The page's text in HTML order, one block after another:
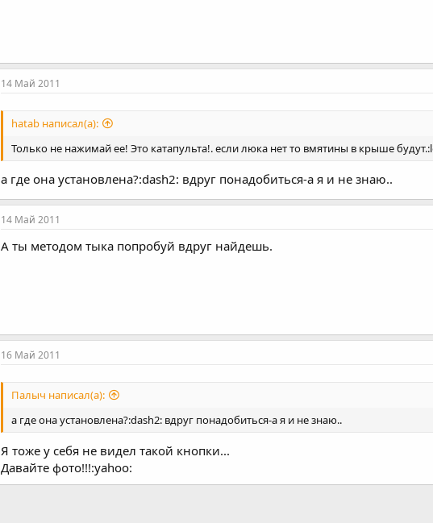
14 Май 2011
hatab написал(а):
Только не нажимай ее! Это катапульта!. если люка нет то вмятины в крыше
а где она установлена?:dash2: вдруг понадобиться-а я и не знаю..
14 Май 2011
А ты методом тыка попробуй вдруг найдешь.
16 Май 2011
Палыч написал(а):
а где она установлена?:dash2: вдруг понадобиться-а я и не знаю..
Я тоже у себя не видел такой кнопки...
Давайте фото!!!:yahoo: